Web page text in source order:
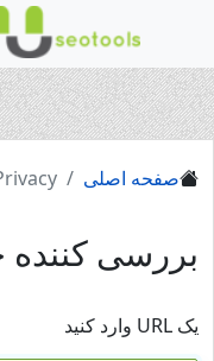
صفحه اصلی Privacy
بررسی
یک URL وارد کنید